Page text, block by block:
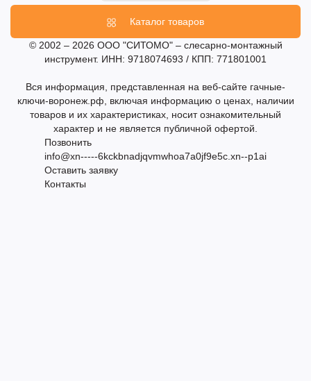
Каталог товаров
© 2002 – 2026 ООО "СИТОМО" – слесарно-монтажный
инструмент. ИНН: 9718074693 / КПП: 771801001
Вся информация, представленная на веб-сайте гачные-
ключи-воронеж.рф, включая информацию о ценах, наличии
товаров и их характеристиках, носит ознакомительный
характер и не является публичной офертой.
Позвонить
info@xn-----6kckbnadjqvmwhoa7a0jf9e5c.xn--p1ai
Оставить заявку
Контакты